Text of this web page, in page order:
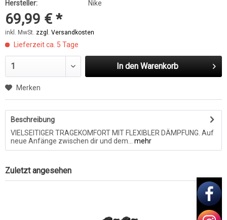
Hersteller:
Nike
69,99 € *
inkl. MwSt. zzgl. Versandkosten
Lieferzeit ca. 5 Tage
In den Warenkorb
Merken
Beschreibung
VIELSEITIGER TRAGEKOMFORT MIT FLEXIBLER DÄMPFUNG. Auf
neue Anfänge zwischen dir und dem...
mehr
Zuletzt angesehen